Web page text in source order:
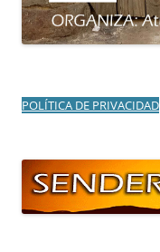
POLÍTICA DE PRIVACIDAD